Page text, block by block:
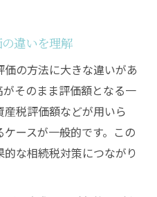
違いを理解
の方法に大きな違いがあ
そのまま評価額となる一
税評価額などが用いら
ースが一般的です。この
な相続税対策につながり